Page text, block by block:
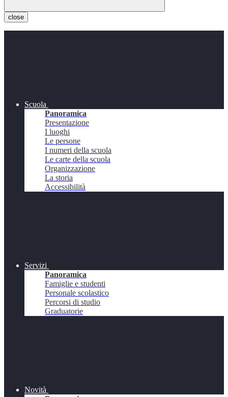
close
Scuola
Panoramica
Presentazione
I luoghi
Le persone
I numeri della scuola
Le carte della scuola
Organizzazione
La storia
Accessibilità
Servizi
Panoramica
Famiglie e studenti
Personale scolastico
Percorsi di studio
Graduatorie
Novità